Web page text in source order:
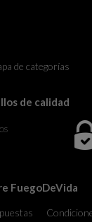
de categorías
de calidad
FuegoDeVida